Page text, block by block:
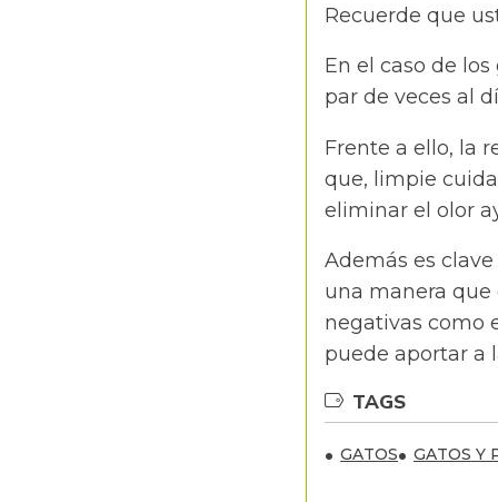
Recuerde que
En el caso de
par de veces al
Frente a ello, la
que, limpie
eliminar el olor
Además es
una manera que
negativas como
puede aportar a
TAGS
GATOS GATOS Y